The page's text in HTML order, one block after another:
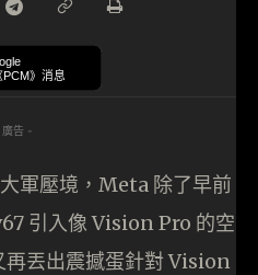
PCM》消息
告 -
軍壓境，Meta 除了早前
引入像 Vision Pro 的空
再丟出震撼蛋針對 Vision